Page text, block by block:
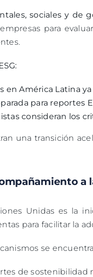
sociales y de
para
en América Latina
para reportes
consideran los
una transición
a
Unidas es la
para facilitar la
se
de